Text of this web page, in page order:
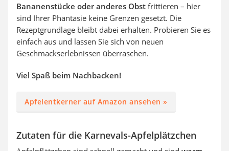
Bananenstücke oder anderes Obst frittieren – hier
sind Ihrer Phantasie keine Grenzen gesetzt. Die
Rezeptgrundlage bleibt dabei erhalten. Probieren Sie es
einfach aus und lassen Sie sich von neuen
Geschmackserlebnissen überraschen.
Viel Spaß beim Nachbacken!
Apfelentkerner auf Amazon ansehen »
Zutaten für die Karnevals-Apfelplätzchen